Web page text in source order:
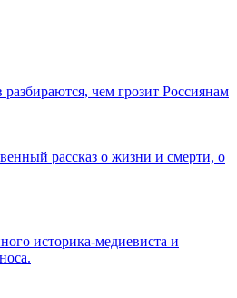
чем грозит Россиянам
рассказ о жизни и смерти, о
историка-медиевиста и